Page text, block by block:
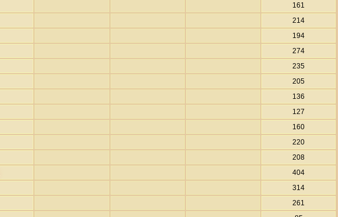
161
214
194
274
235
205
136
127
160
220
208
404
314
261